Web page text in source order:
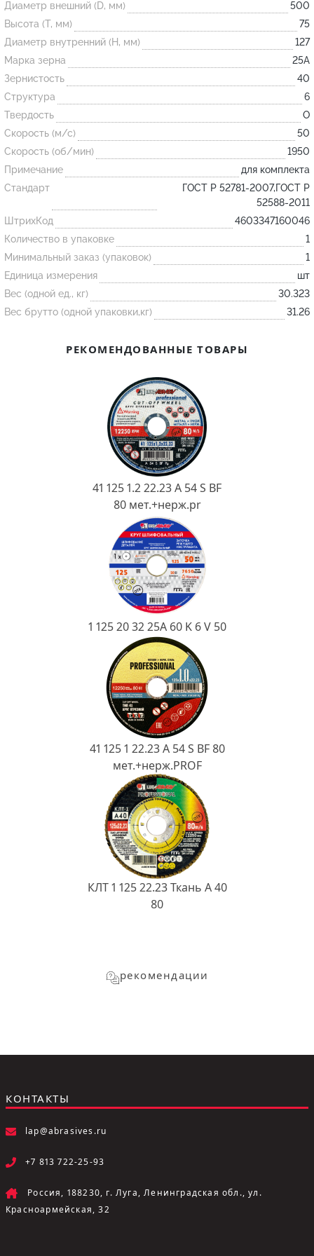
Огнеупорные
изделия
Скачать каталог
Тигель
Муфель
Черпак
Шербер
Трубка
Стержень
Пробка
Подставка
Лодочка
Контакт
Желоб
Диаметр внешний (D, мм)
500
Высота (T, мм)
75
Диаметр внутренний (H, мм)
127
Марка зерна
25А
Зернистость
40
Структура
6
Твердость
O
Скорость (м/с)
50
Скорость (об/мин)
1950
Примечание
для комплекта
Стандарт
ГОСТ Р 52781-2007,ГОСТ Р
52588-2011
ШтрихКод
4603347160046
Количество в упаковке
1
Минимальный заказ (упаковок)
1
Единица измерения
шт
Вес (одной ед., кг)
30.323
Вес брутто (одной упаковки,кг)
31.26
РЕКОМЕНДОВАННЫЕ ТОВАРЫ
41 125 1.2 22.23 A 54 S BF
80 мет.+нерж.pr
1 125 20 32 25А 60 K 6 V 50
41 125 1 22.23 A 54 S BF 80
мет.+нерж.PROF
КЛТ 1 125 22.23 Ткань A 40
80
рекомендации
КОНТАКТЫ
lap@abrasives.ru
+7 813 722-25-93
Россия, 188230, г. Луга, Ленинградская обл., ул.
Красноармейская, 32